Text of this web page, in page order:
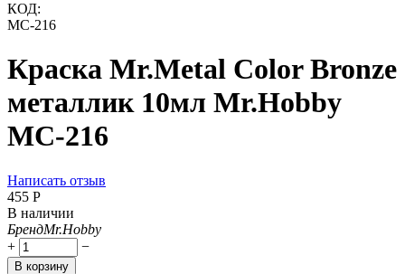
КОД:
MC-216
Краска Mr.Metal Color Bronze
металлик 10мл Mr.Hobby
MC-216
Написать отзыв
‍455‍ Р
В наличии
БрендMr.Hobby
+
−
В корзину